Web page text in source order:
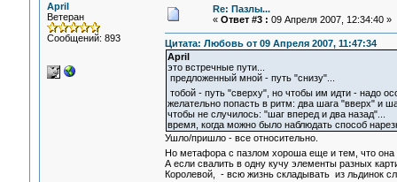
April
Ветеран
Сообщений: 893
Re: Пазлы...
« Ответ #3 : 09 Апреля 2007, 12:34:40 »
Цитата: Любовь от 09 Апреля 2007, 11:47:34
April
это встречные пути...
предложенный мной - путь "снизу"...
тобой - путь "сверху", но чтобы им идти - надо
желательно попасть в ритм: два шага "вверх" и
чтобы не случилось: "шаг вперед и два назад"...
время, когда можно было наблюдать способ
Ушло/пришло - все относительно.
Но метафора с пазлом хороша еще и тем, что она
А если свалить в одну кучу элементы разных
Королевой, - всю жизнь складывать из льдинок